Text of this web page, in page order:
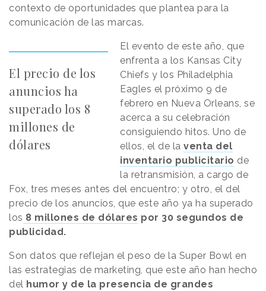
contexto de oportunidades que plantea para la
comunicación de las marcas.
El precio de los
anuncios ha
superado los 8
millones de
dólares
El evento de este año, que
enfrenta a los Kansas City
Chiefs y los Philadelphia
Eagles el próximo 9 de
febrero en Nueva Orleans, se
acerca a su celebración
consiguiendo hitos. Uno de
ellos, el de laventa del
inventario publicitario de
la retransmisión, a cargo de
Fox, tres meses antes del encuentro; y otro, el del
precio de los anuncios, que este año ya ha superado
los 8 millones de dólares por 30 segundos de
publicidad.
Son datos que reflejan el peso de la Super Bowl en
las estrategias de marketing, que este año han hecho
del humor y de la presencia de grandes